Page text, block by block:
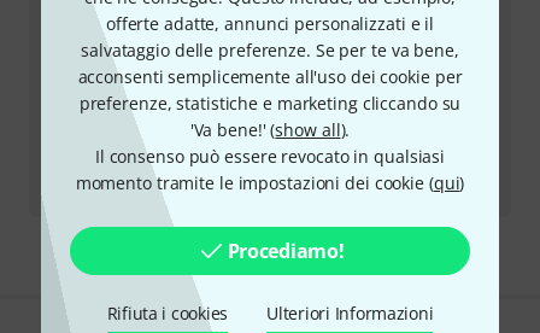
offerte adatte, annunci personalizzati e il
salvataggio delle preferenze. Se per te va bene,
acconsenti semplicemente all'uso dei cookie per
preferenze, statistiche e marketing cliccando su
'Va bene!' (show all).
Il consenso può essere revocato in qualsiasi
momento tramite le impostazioni dei cookie (qui)
Procediamo!
Rifiuta i cookies Ulteriori Informazioni
Altre opzioni di contatto
Restituire un prodotto
Tutti i contatti